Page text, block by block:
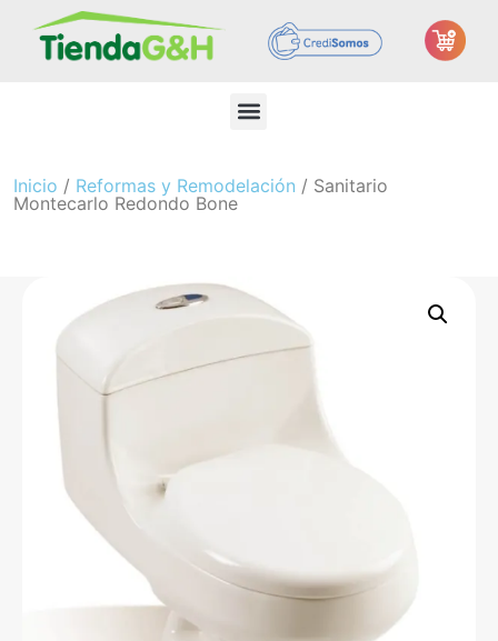
Inicio / Reformas y Remodelación / Sanitario
Montecarlo Redondo Bone